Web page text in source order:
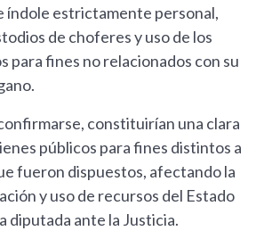
índole estrictamente personal,
de choferes y uso de los
para fines no relacionados con su
constituirían una clara
públicos para fines distintos a
fueron dispuestos, afectando la
y uso de recursos del Estado
diputada ante la Justicia.